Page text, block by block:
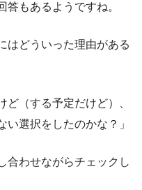
答もあるようですね。
はどういった理由がある
ど（する予定だけど）、
選択をしたのかな？」
合わせながらチェックし